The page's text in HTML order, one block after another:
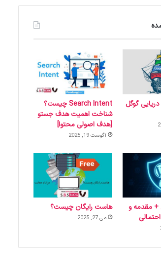
دریایی گوگل
Search Intent چیست؟
شناخت اهمیت هدف جستو
[هدف اصولی محتوا]
آگوست 19, 2025
+ مقدمه و
هاست رایگان چیست؟
می 27, 2025